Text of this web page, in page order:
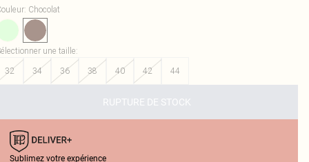
: Chocolat
une taille:
32
34 36 38 40 42 44
RUPTURE DE STOCK
Sublimez votre expérience